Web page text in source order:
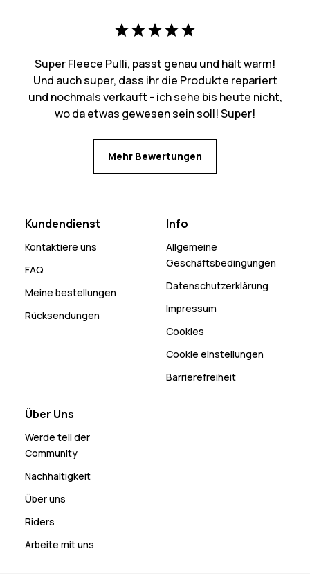
Super Fleece Pulli, passt genau und hält warm!
Und auch super, dass ihr die Produkte repariert
und nochmals verkauft - ich sehe bis heute nicht,
wo da etwas gewesen sein soll! Super!
Mehr Bewertungen
Kundendienst
Kontaktiere uns
FAQ
Meine bestellungen
Rücksendungen
Info
Allgemeine
Geschäftsbedingungen
Datenschutzerklärung
Impressum
Cookies
Cookie einstellungen
Barrierefreiheit
Über Uns
Werde teil der
Community
Nachhaltigkeit
Über uns
Riders
Arbeite mit uns